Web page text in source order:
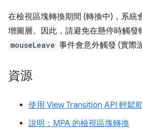
在檢視區塊轉換期間 (轉換中)，系統
增圖層。因此，請避免在懸停時觸發
mouseLeave 事件會意外觸發 (實際
資源
使用 View Transition API 輕鬆
說明：MPA 的檢視區塊轉換